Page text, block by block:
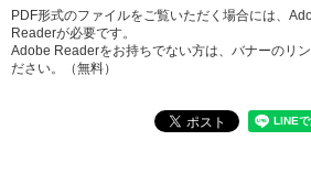
PDF形式のファイルをご覧いただく場合には、
Readerが必要です。
Adobe Readerをお持ちでない方は、バナーのリ
ださい。（無料）